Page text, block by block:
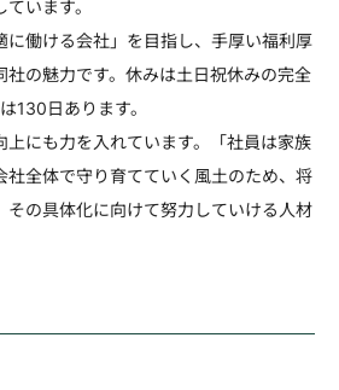
います。
に働ける会社」を目指し、手厚い福利厚
社の魅力です。休みは土日祝休みの完全
130日あります。
上にも力を入れています。「社員は家族
社全体で守り育てていく風土のため、将
その具体化に向けて努力していける人材